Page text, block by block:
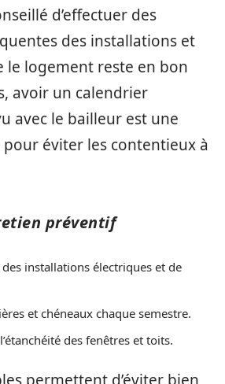
d’effectuer des
des installations et
le logement reste en bon
avoir un calendrier
avec le bailleur est une
éviter les contentieux à
préventif
installations électriques et de
et chéneaux chaque semestre.
des fenêtres et toits.